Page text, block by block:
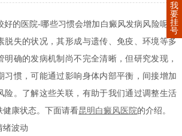
的医院-哪些习惯会增加白癜风发病风险呢？
脱失的状况，其形成与遗传、免疫、环境等多
明确的发病机制尚不完全清晰，但研究发现，
习惯，可能通过影响身体内部平衡，间接增加
险。了解这些关联，有助于我们通过调整生活
康状态。下面请看昆明白癜风医院的介绍。
波动
我
要
挂
号